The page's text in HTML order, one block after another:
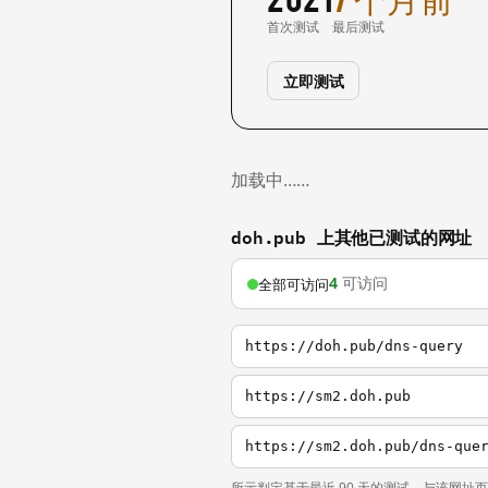
首次测试 最后测试
立即测试
加载中……
doh.pub 上其他已测试的网址
全部可访问4 可访问
https://doh.pub/dns-query
https://sm2.doh.pub
https://sm2.doh.pub/dns-